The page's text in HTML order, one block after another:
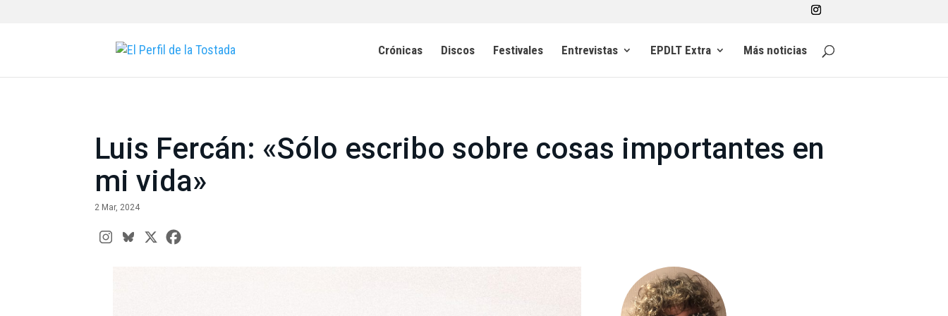
Crónicas Discos Festivales Entrevistas EPDLT Extra Más noticias
Luis Fercán: «Sólo escribo sobre cosas importantes en
mi vida»
2 Mar, 2024